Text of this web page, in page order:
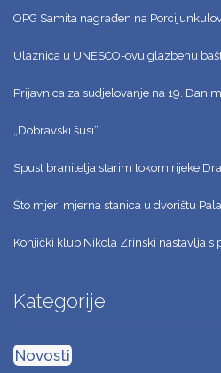
OPG Samita nagrađen na
Ulaznica u UNESCO-ovu glazbenu
Prijavnica za sudjelovanje na 19.
„Dobravski šusi“
Spust branitelja starim tokom rijeke
Što mjeri mjerna stanica u dvorištu
Konjički klub Nikola Zrinski nastavlja s
Kategorije
Novosti